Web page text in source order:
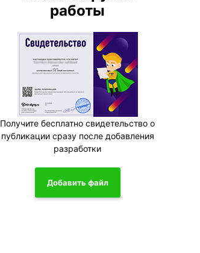
работы
Получите бесплатно свидетельство о
публикации сразу после добавления
разработки
Добавить файл